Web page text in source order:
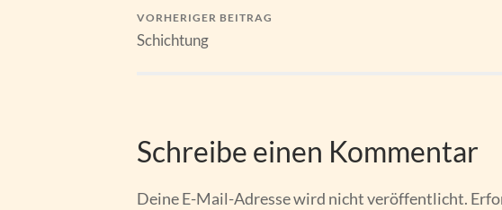
VORHERIGER BEITRAG
Schichtung
Schreibe einen Kommentar
Deine E-Mail-Adresse wird nicht veröffentlicht.